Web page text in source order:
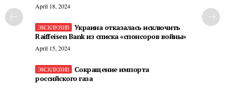
April 18, 2024
Украина отказалась исключить
Raiffeisen Bank из списка «спонсоров войны»
April 15, 2024
Сокращение импорта
российского газа